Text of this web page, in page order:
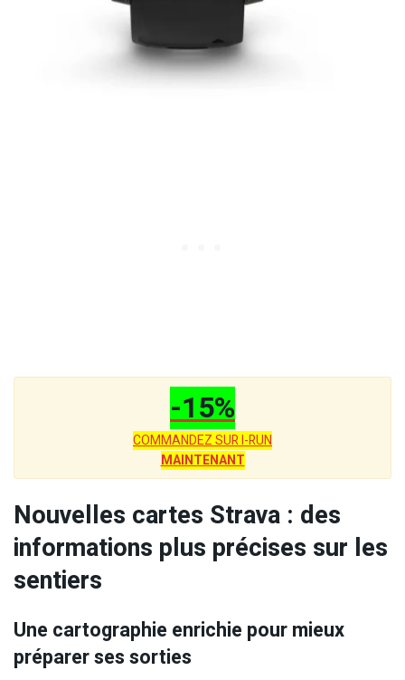
-15%
COMMANDEZ SUR I-RUN
MAINTENANT
Nouvelles cartes Strava : des
informations plus précises sur les
sentiers
Une cartographie enrichie pour mieux
préparer ses sorties